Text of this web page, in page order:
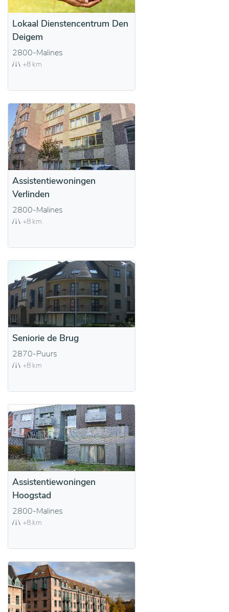
Lokaal Dienstencentrum Den
Deigem
2800-Malines
+8 km
Assistentiewoningen
Verlinden
2800-Malines
+8 km
Seniorie de Brug
2870-Puurs
+8 km
Assistentiewoningen
Hoogstad
2800-Malines
+8 km